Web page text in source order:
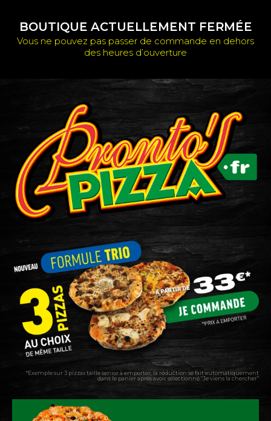
contenuBOUTIQUE ACTUELLEMENT FERMÉE
Vous ne pouvez pas passer de commande en dehors
des heures d’ouverture
*Exemple sur 3 pizzas taille senior à emporter, la réduction se fait automatiquement
dans le panier après avoir sélectionné “Je viens la chercher”